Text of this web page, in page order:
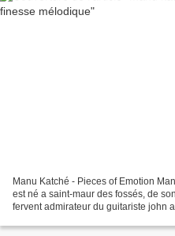
Manu Katché - Pieces of Emotion
est né a saint-maur des fossés, de
fervent admirateur du guitariste john